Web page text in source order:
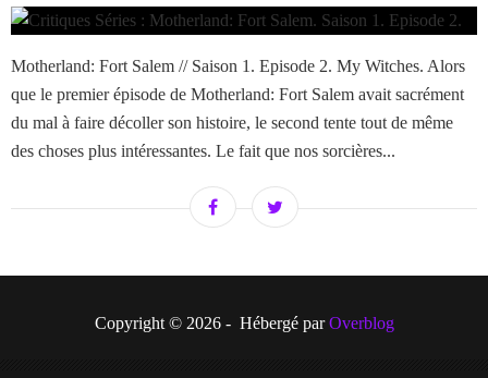
Motherland: Fort Salem // Saison 1. Episode 2. My Witches. Alors
que le premier épisode de Motherland: Fort Salem avait sacrément
du mal à faire décoller son histoire, le second tente tout de même
des choses plus intéressantes. Le fait que nos sorcières...
Copyright © 2026 - Hébergé parOverblog